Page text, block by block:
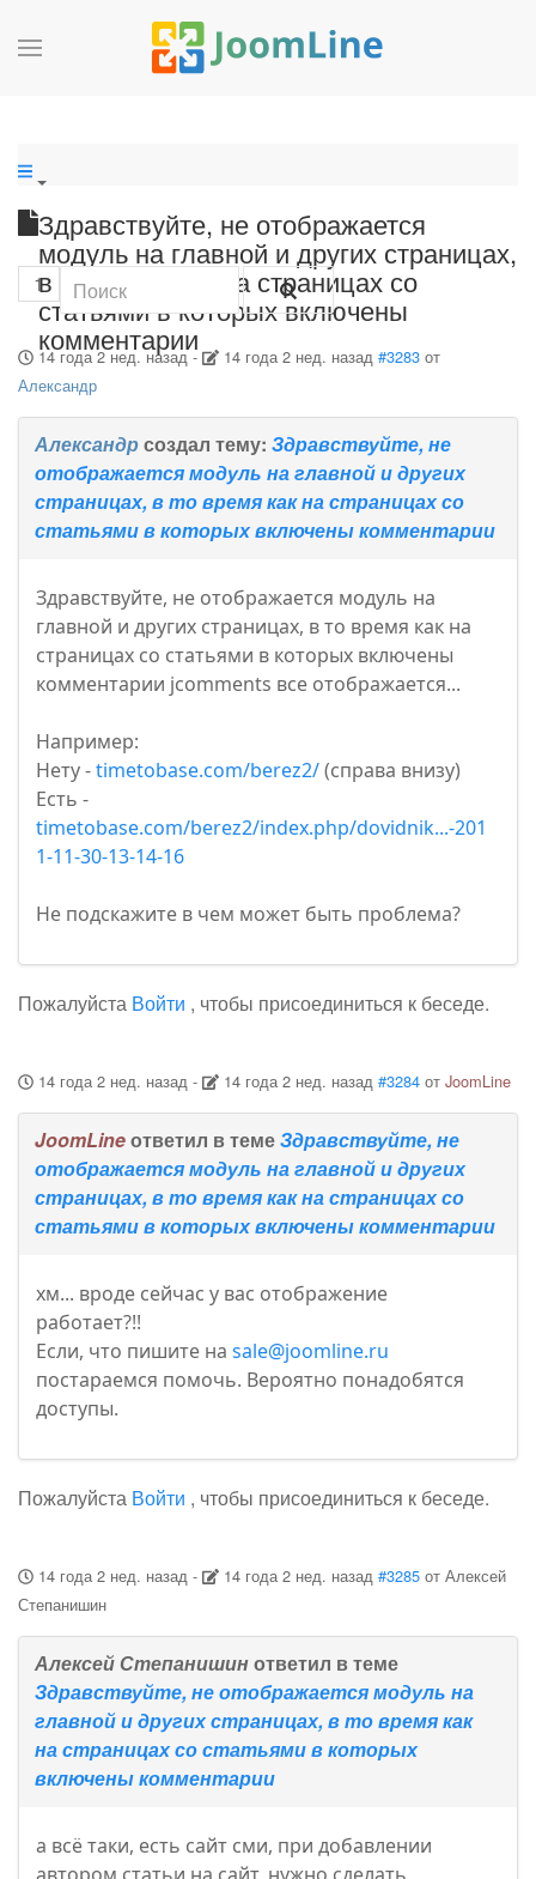
Здравствуйте, не отображается
модуль на главной и других страницах,
в то время как на страницах со
статьями в которых включены
комментарии
1
14 года 2 нед. назад- 14 года 2 нед. назад #3283 от
Александр
Александрсоздал тему: Здравствуйте, не
отображается модуль на главной и других
страницах, в то время как на страницах со
статьями в которых включены комментарии
Здравствуйте, не отображается модуль на
главной и других страницах, в то время как на
страницах со статьями в которых включены
комментарии jcomments все отображается...
Например:
Нету -timetobase.com/berez2/(справа внизу)
Есть -
timetobase.com/berez2/index.php/dovidnik...-201
1-11-30-13-14-16
Не подскажите в чем может быть проблема?
Пожалуйста Войти , чтобы присоединиться к беседе.
14 года 2 нед. назад- 14 года 2 нед. назад #3284 отJoomLine
JoomLineответил в темеЗдравствуйте, не
отображается модуль на главной и других
страницах, в то время как на страницах со
статьями в которых включены комментарии
хм... вроде сейчас у вас отображение
работает?!!
Если, что пишите на sale@joomline.ru
постараемся помочь. Вероятно понадобятся
доступы.
Пожалуйста Войти , чтобы присоединиться к беседе.
14 года 2 нед. назад- 14 года 2 нед. назад #3285 отАлексей
Степанишин
Алексей Степанишинответил в теме
Здравствуйте, не отображается модуль на
главной и других страницах, в то время как
на страницах со статьями в которых
включены комментарии
а всё таки, есть сайт сми, при добавлении